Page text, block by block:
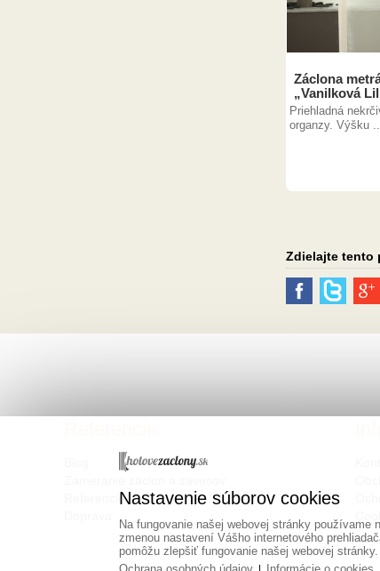
Záclona
„Vanilková
Priehladná
organzy. Výšku
Zdielajte tento
ReferencieNastavenie súborov cookies
Na fungovanie našej webovej stránky
zmenou nastavení Vášho internetového
pomôžu zlepšiť fungovanie našej webovej